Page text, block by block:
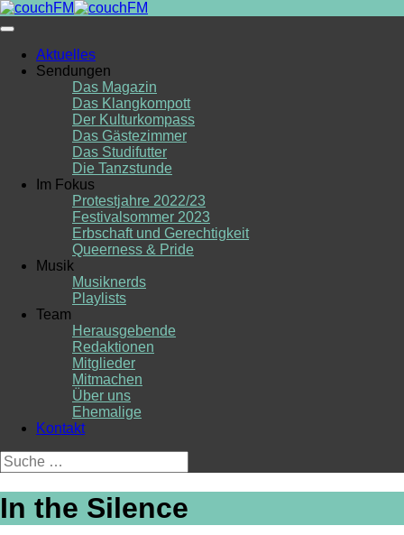
Skip
to
Aktuelles
Sendungen
Das Magazin
Das Klangkompott
Der Kulturkompass
Das Gästezimmer
Das Studifutter
Die Tanzstunde
Im Fokus
Protestjahre 2022/23
Festivalsommer 2023
Erbschaft und Gerechtigkeit
Queerness & Pride
Musik
Musiknerds
Playlists
Team
Herausgebende
Redaktionen
Mitglieder
Mitmachen
Über uns
Ehemalige
Kontakt
Suche
nach:
In the Silence